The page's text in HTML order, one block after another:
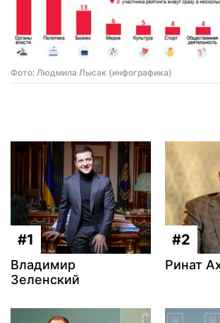
Фото: Людмила Лысак (инфографика)
#1
Владимир
Зеленский
#2
Ринат